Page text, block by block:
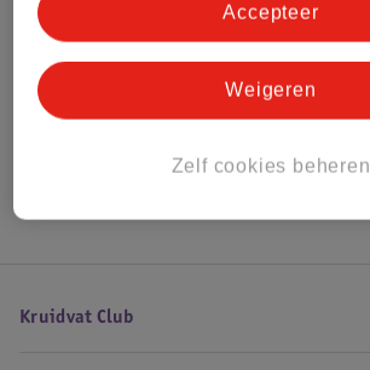
Alle Autostoel
Hoe controleren wij de reviews?
Kruidvat Club
Zelf cookies beheren
Weigeren
Accepteer